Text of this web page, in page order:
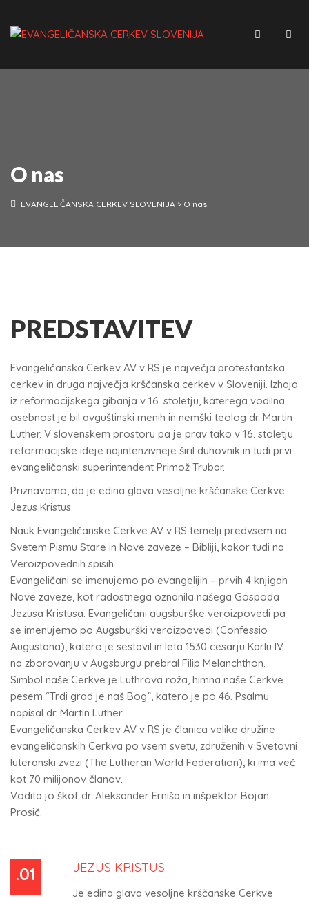
O nas
EVANGELIČANSKA CERKEV SLOVENIJA > O nas
PREDSTAVITEV
Evangeličanska Cerkev AV v RS je največja protestantska
cerkev in druga največja krščanska cerkev v Sloveniji. Izhaja
iz reformacijskega gibanja v 16. stoletju, katerega vodilna
osebnost je bil avguštinski menih in nemški teolog dr. Martin
Luther. V slovenskem prostoru pa je prav tako v 16. stoletju
reformacijske ideje najintenzivneje širil duhovnik in tudi prvi
evangeličanski superintendent Primož Trubar.
Priznavamo, da je edina glava vesoljne krščanske Cerkve
Jezus Kristus.
Nauk Evangeličanske Cerkve AV v RS temelji predvsem na
Svetem Pismu Stare in Nove zaveze – Bibliji, kakor tudi na
Veroizpovednih spisih.
Evangeličani se imenujemo po evangelijih – prvih 4 knjigah
Nove zaveze, kot radostnega oznanila našega Gospoda
Jezusa Kristusa. Evangeličani augsburške veroizpovedi pa
se imenujemo po Augsburški veroizpovedi (Confessio
Augustana), katero je sestavil in leta 1530 cesarju Karlu IV.
na zborovanju v Augsburgu prebral Filip Melanchthon.
Simbol naše Cerkve je Luthrova roža, himna naše Cerkve
pesem “Trdi grad je naš Bog”, katero je po 46. Psalmu
napisal dr. Martin Luther.
Evangeličanska Cerkev AV v RS je članica velike družine
evangeličanskih Cerkva po vsem svetu, združenih v Svetovni
luteranski zvezi (The Lutheran World Federation), ki ima več
kot 70 milijonov članov.
Vodita jo škof dr. Aleksander Erniša in inšpektor Bojan
Prosič.
.01 JEZUS KRISTUS
Je edina glava vesoljne krščanske Cerkve